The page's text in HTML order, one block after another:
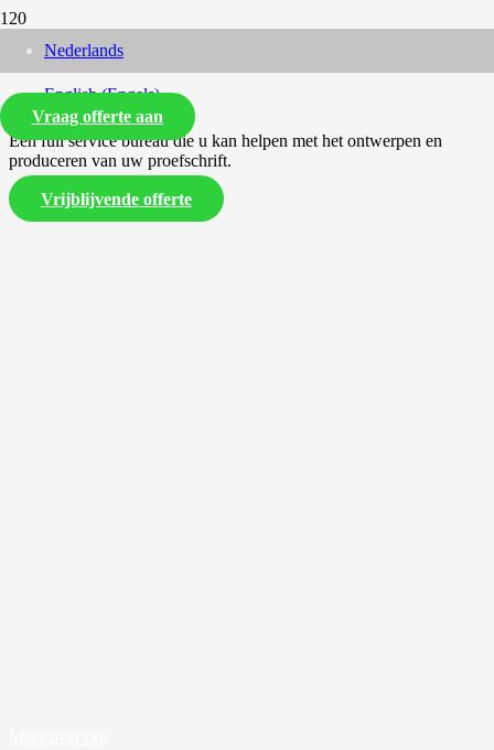
Nederlands
English(Engels)
Vraag offerte aan
Een full service bureau die u kan helpen met het ontwerpen en
produceren van uw proefschrift.
Vrijblijvende offerte